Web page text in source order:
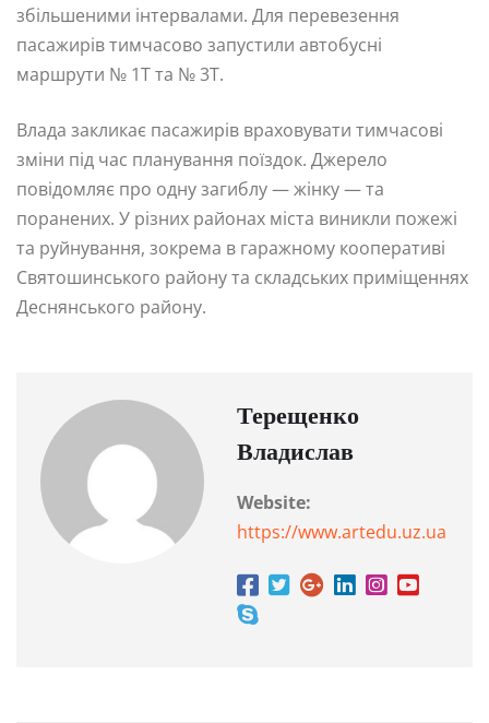
збільшеними інтервалами. Для перевезення
пасажирів тимчасово запустили автобусні
маршрути № 1Т та № 3Т.
Влада закликає пасажирів враховувати тимчасові
зміни під час планування поїздок. Джерело
повідомляє про одну загиблу — жінку — та
поранених. У різних районах міста виникли пожежі
та руйнування, зокрема в гаражному кооперативі
Святошинського району та складських приміщеннях
Деснянського району.
Терещенко
Владислав
Website:
https://www.artedu.uz.ua